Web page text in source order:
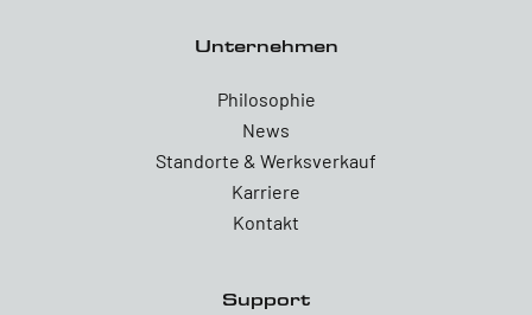
Unternehmen
Philosophie
News
Standorte & Werksverkauf
Karriere
Kontakt
Support